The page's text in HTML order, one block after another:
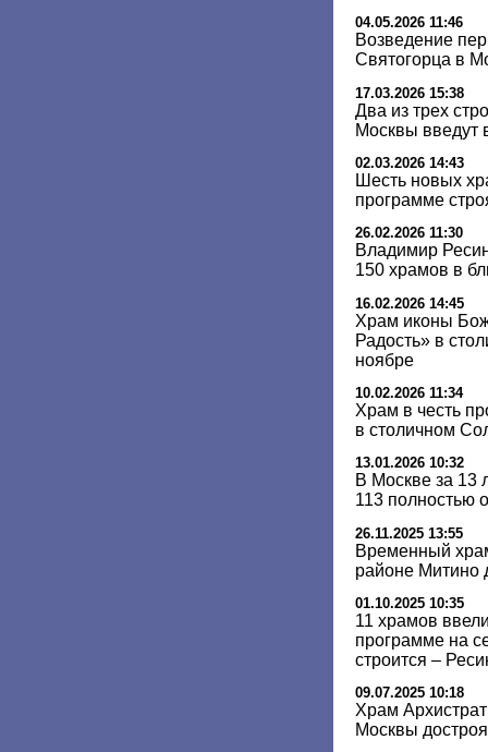
04.05.2026 11:46
Возведение
Святогорца в
17.03.2026 15:38
Два из трех
Москвы введут
02.03.2026 14:43
Шесть новых
программе
26.02.2026 11:30
Владимир
150 храмов в
16.02.2026 14:45
Храм иконы
Радость» в
ноябре
10.02.2026 11:34
Храм в честь
в столичном
13.01.2026 10:32
В Москве за 13
113 полностью
26.11.2025 13:55
Временный
районе Митино
01.10.2025 10:35
11 храмов
программе на
строится –
09.07.2025 10:18
Храм
Москвы